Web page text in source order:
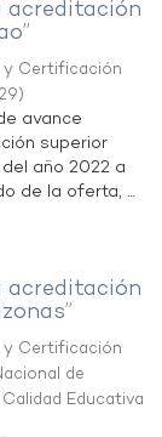
acreditación
y Certificación
)
avance
superior
año 2022 a
de la oferta, ...
acreditación
y Certificación
de
Educativa